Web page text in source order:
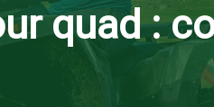
quad :